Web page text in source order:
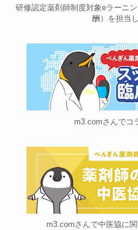
研修認定薬剤師制度対象eラーニ
酬）を担当
m3.comさんでコ
m3.comさんで中医協に